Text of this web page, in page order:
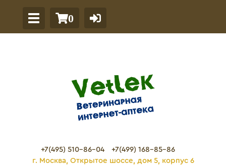
0
+7(495) 510-86-04
+7(499) 168-85-86
г. Москва, Открытое шоссе, дом 5, корпус 6